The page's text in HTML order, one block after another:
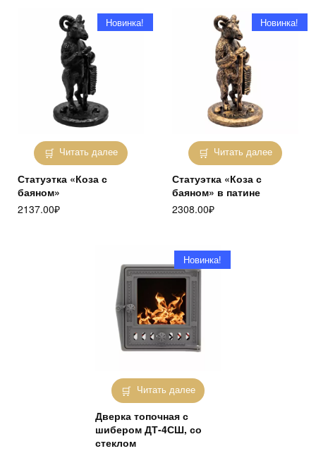
Читать далее
Новинка!
Статуэтка «Коза с
баяном»
2137.00₽
Читать далее
Новинка!
Статуэтка «Коза с
баяном» в патине
2308.00₽
Читать далее
Новинка!
Дверка топочная с
шибером ДТ-4СШ, со
стеклом